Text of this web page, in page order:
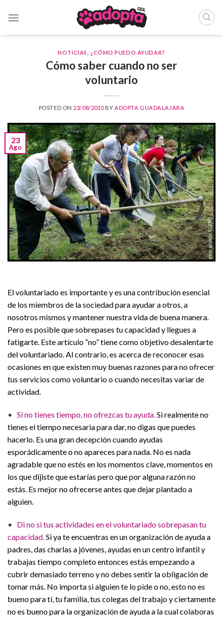
NOTICIAS ¿CÓMO PUEDO AYUDAR?
Cómo saber cuando no ser
voluntario
POSTED ON 23/08/2010BY ADOPTA GUADALAJARA
23
Ago
El voluntariado es importante y es una contribución esencial
de los miembros de la sociedad para ayudar a otros, a
nosotros mismos y mantener nuestra vida de buena manera.
Pero es posible que sobrepases tu capacidad y llegues a
fatigarte. Este artículo “no” tiene como objetivo desalentarte
del voluntariado. Al contrario, es acerca de reconocer esas
ocasiones en que existen muy buenas razones para no ofrecer
tus servicios como voluntario o cuando necesitas variar de
actividad.
• Si no tienes tiempo, no ofrezcas tu ayuda. Si realmente no
tienes el tiempo necesaria para dar, no digas que puedes
hacerlo. Es una gran decepción cuando ayudas
esporádicamente o no apareces para nada. No es nada
agradable que no estés en los momentos clave, momentos en
los que dijiste que estarías pero que por alguna razón no
estás. Es mejor no ofrecerse antes que dejar plantado a
alguien.
• Di no si tus actividades en el voluntariado sobrepasan tu
capacidad. Si ya te encuentras en un organización de ayuda a
padres, das charlas a jóvenes, ayudas en un centro infantil y
trabajas tiempo completo entonces estás empezando a
cubrir demasiado terreno y no debes sentir la obligación de
tomar más. No importa si alguien te lo pide o no, esto no es
bueno para tí, tu familia, tus colegas del trabajo y ciertamente
no es bueno para la organización de ayuda a la cual colaboras